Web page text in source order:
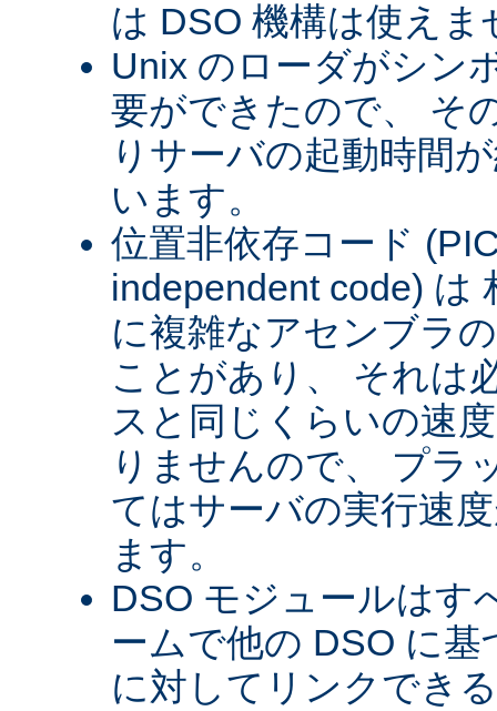
は DSO 機構は使えま
Unix のローダがシン
要ができたので、 そ
りサーバの起動時間
います。
位置非依存コード
independent code) は
に複雑なアセンブラ
ことがあり、 それは
スと同じくらいの速
りませんので、 プラ
てはサーバの実行速
ます。
DSO モジュールはす
ームで他の DSO に
に対してリンクでき